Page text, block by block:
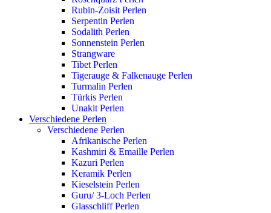
Rubin-Zoisit Perlen
Serpentin Perlen
Sodalith Perlen
Sonnenstein Perlen
Strangware
Tibet Perlen
Tigerauge & Falkenauge Perlen
Turmalin Perlen
Türkis Perlen
Unakit Perlen
Verschiedene Perlen
Verschiedene Perlen
Afrikanische Perlen
Kashmiri & Emaille Perlen
Kazuri Perlen
Keramik Perlen
Kieselstein Perlen
Guru/ 3-Loch Perlen
Glasschliff Perlen